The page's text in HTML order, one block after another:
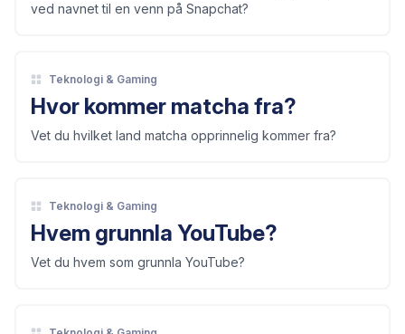
ved navnet til en venn på Snapchat?
Teknologi & Gaming
Hvor kommer matcha fra?
Vet du hvilket land matcha opprinnelig kommer fra?
Teknologi & Gaming
Hvem grunnla YouTube?
Vet du hvem som grunnla YouTube?